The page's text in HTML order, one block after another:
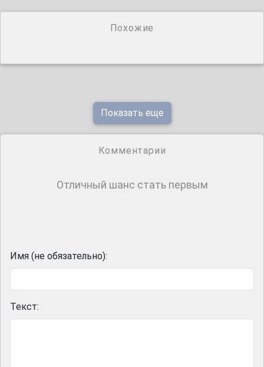
Похожие
Показать еще
Комментарии
Отличный шанс стать первым
Имя (не обязательно):
Текст: